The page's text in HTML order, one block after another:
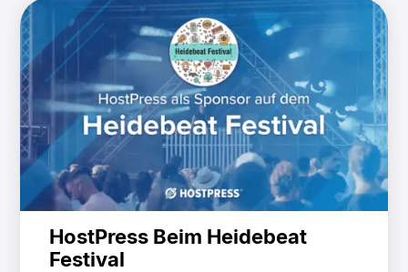
HostPress Beim Heidebeat
Festival